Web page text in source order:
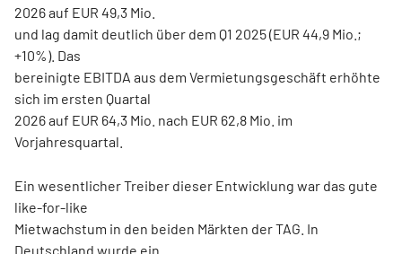
2026 auf EUR 49,3 Mio.
und lag damit deutlich über dem Q1 2025 (EUR 44,9 Mio.;
+10%). Das
bereinigte EBITDA aus dem Vermietungsgeschäft erhöhte
sich im ersten Quartal
2026 auf EUR 64,3 Mio. nach EUR 62,8 Mio. im
Vorjahresquartal.
Ein wesentlicher Treiber dieser Entwicklung war das gute
like-for-like
Mietwachstum in den beiden Märkten der TAG. In
Deutschland wurde ein